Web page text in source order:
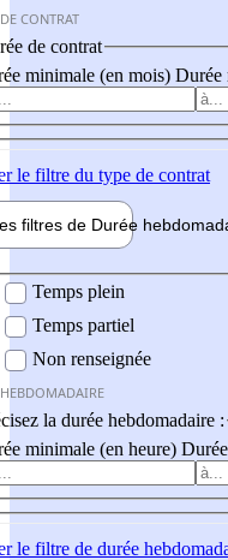
CONTRAT
de contrat
minimale (en mois) Durée
le filtre du type de contrat
filtres de Durée hebdo
Temps plein
Temps partiel
Non renseignée
la durée hebdomadaire :
minimale (en heure)
le filtre de durée